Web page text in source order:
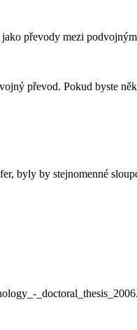
převody mezi
převod. Pokud byste
byly by stejnomenné